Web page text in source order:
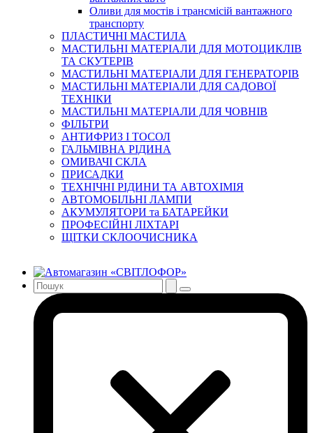
Оливи для мостів і трансмісій вантажного
транспорту
ПЛАСТИЧНІ МАСТИЛА
МАСТИЛЬНІ МАТЕРІАЛИ ДЛЯ МОТОЦИКЛІВ
ТА СКУТЕРІВ
МАСТИЛЬНІ МАТЕРІАЛИ ДЛЯ ГЕНЕРАТОРІВ
МАСТИЛЬНІ МАТЕРІАЛИ ДЛЯ САДОВОЇ
ТЕХНІКИ
МАСТИЛЬНІ МАТЕРІАЛИ ДЛЯ ЧОВНІВ
ФІЛЬТРИ
АНТИФРИЗ І ТОСОЛ
ГАЛЬМІВНА РІДИНА
ОМИВАЧІ СКЛА
ПРИСАДКИ
ТЕХНІЧНІ РІДИНИ ТА АВТОХІМІЯ
АВТОМОБІЛЬНІ ЛАМПИ
АКУМУЛЯТОРИ та БАТАРЕЙКИ
ПРОФЕСІЙНІ ЛІХТАРІ
ЩІТКИ СКЛООЧИСНИКА